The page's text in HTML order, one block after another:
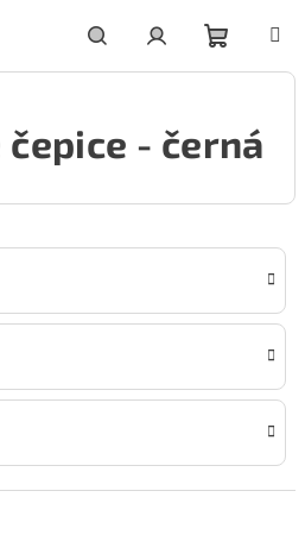
HledatPřihlášeníNákupní
košík
čepice - černá